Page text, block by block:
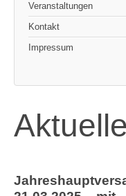
Veranstaltungen
Kontakt
Impressum